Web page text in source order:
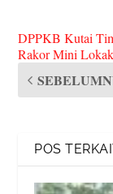
DPPKB Kutai
Rakor Mini
POS